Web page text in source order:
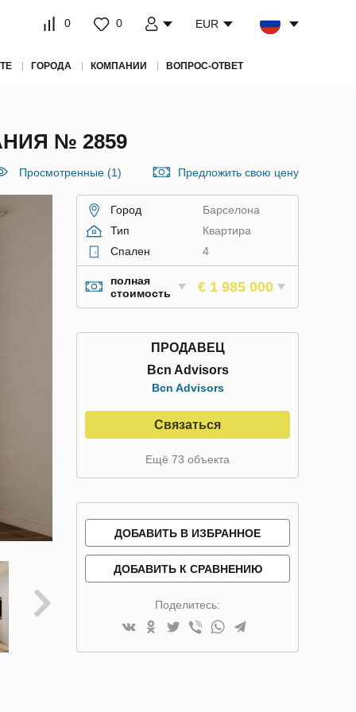
0 0 EUR
ГОРОДА КОМПАНИИ ВОПРОС-ОТВЕТ
№ 2859
Просмотренные (1) Предложить свою цену
Город
Барселона
Тип
Квартира
Спален
4
полная
стоимость
€ 1 985 000
ПРОДАВЕЦ
Bcn Advisors
Bcn Advisors
Связаться
Ещё 73 объекта
ДОБАВИТЬ В ИЗБРАННОЕ
ДОБАВИТЬ К СРАВНЕНИЮ
Поделитесь: